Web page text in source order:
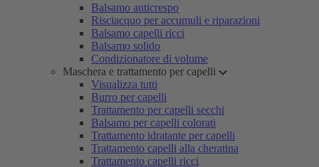
Balsamo anticrespo
Risciacquo per accumuli e riparazioni
Balsamo capelli ricci
Balsamo solido
Condizionatore di volume
Maschera e trattamento per capelli
Visualizza tutti
Burro per capelli
Trattamento per capelli secchi
Balsamo per capelli colorati
Trattamento idratante per capelli
Trattamento capelli alla cheratina
Trattamento capelli ricci